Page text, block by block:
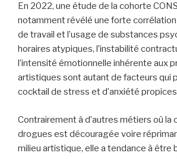
En 2022, une étude de la cohorte
notamment révélé une forte
de travail et l’usage de substances
horaires atypiques, l’instabilité
l’intensité émotionnelle inhérente aux
artistiques sont autant de facteurs qui
cocktail de stress et d’anxiété
Contrairement à d’autres métiers où la
drogues est découragée voire
milieu artistique, elle a tendance à être